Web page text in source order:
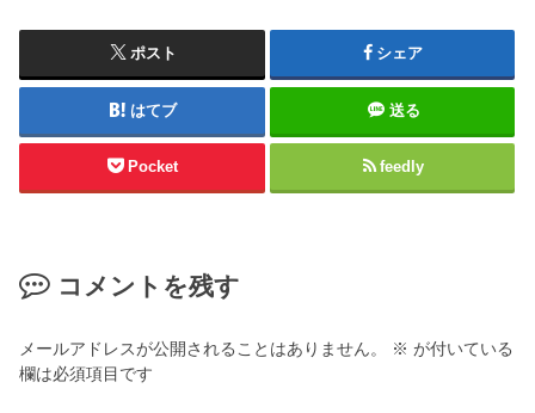
ポスト シェア
はてブ 送る
Pocket feedly
コメントを残す
メールアドレスが公開されることはありません。 ※ が付いている
欄は必須項目です